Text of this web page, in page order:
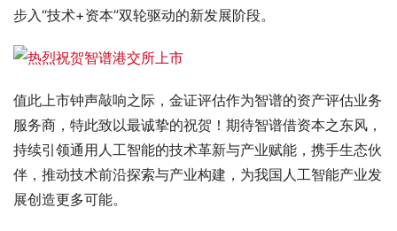
步入“技术+资本”双轮驱动的新发展阶段。
值此上市钟声敲响之际，金证评估作为智谱的资产评估业务
服务商，特此致以最诚挚的祝贺！期待智谱借资本之东风，
持续引领通用人工智能的技术革新与产业赋能，携手生态伙
伴，推动技术前沿探索与产业构建，为我国人工智能产业发
展创造更多可能。